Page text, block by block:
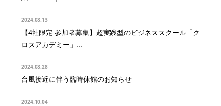
2024.08.13
【4社限定 参加者募集】超実践型のビジネススクール「ク
ロスアカデミー」...
2024.08.28
台風接近に伴う臨時休館のお知らせ
2024.10.04